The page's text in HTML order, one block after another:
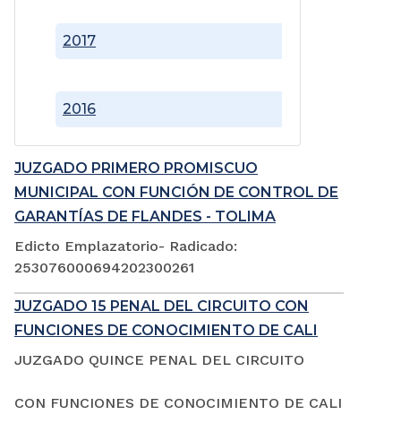
2016
2017
JUZGADO PRIMERO PROMISCUO
MUNICIPAL CON FUNCIÓN DE CONTROL DE
GARANTÍAS DE FLANDES - TOLIMA
Edicto Emplazatorio- Radicado:
253076000694202300261
JUZGADO 15 PENAL DEL CIRCUITO CON
FUNCIONES DE CONOCIMIENTO DE CALI
JUZGADO QUINCE PENAL DEL CIRCUITO
CON FUNCIONES DE CONOCIMIENTO DE CALI